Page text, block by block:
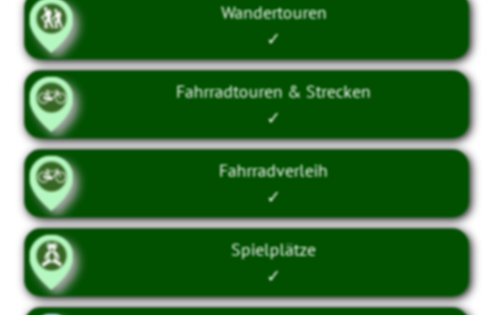
Wandertouren
✓
Fahrradtouren & Strecken
✓
Fahrradverleih
✓
Spielplätze
✓